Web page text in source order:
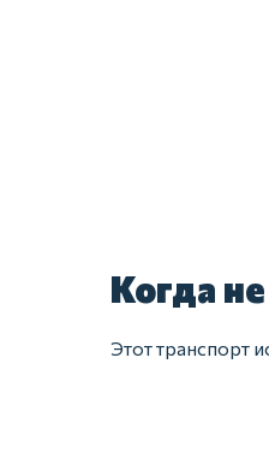
Когда
Этот транспорт